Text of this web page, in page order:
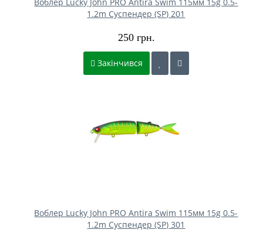
1.2m Cуспендер (SP) 201
250 грн.
Закінчився
Воблер Lucky John PRO Antira Swim 115мм 15g 0.5-
1.2m Cуспендер (SP) 301